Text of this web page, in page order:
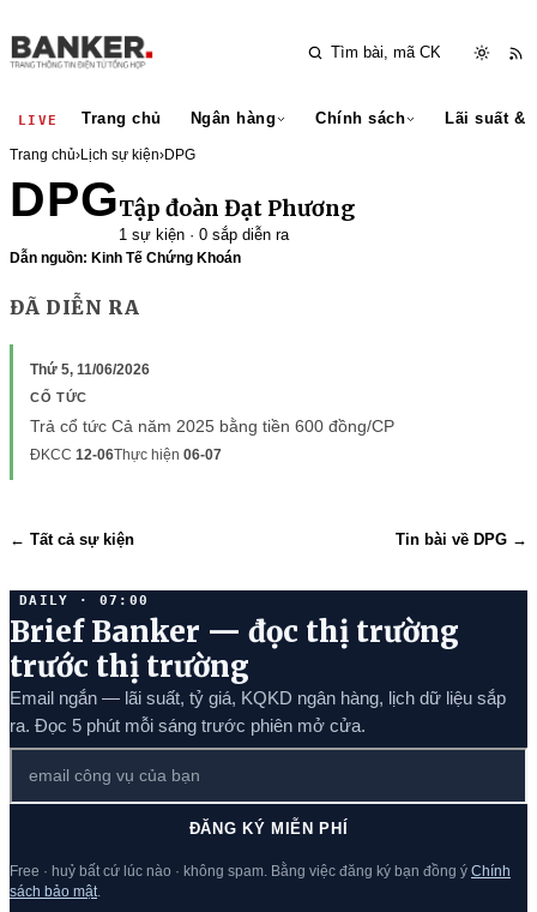
LIVE Trang chủ Ngân hàng Chính sách Lãi suất &
Trang chủ›Lịch sự kiện›DPG
DPGTập đoàn Đạt Phương
1 sự kiện · 0 sắp diễn ra
Dẫn nguồn: Kinh Tế Chứng Khoán
ĐÃ DIỄN RA
Thứ 5, 11/06/2026
CỔ TỨC
Trả cổ tức Cả năm 2025 bằng tiền 600 đồng/CP
ĐKCC 12-06Thực hiện 06-07
← Tất cả sự kiện Tin bài về DPG →
DAILY · 07:00
Brief Banker — đọc thị trường
trước thị trường
Email ngắn — lãi suất, tỷ giá, KQKD ngân hàng, lịch dữ liệu sắp
ra. Đọc 5 phút mỗi sáng trước phiên mở cửa.
ĐĂNG KÝ MIỄN PHÍ
Free · huỷ bất cứ lúc nào · không spam. Bằng việc đăng ký bạn đồng ý Chính
sách bảo mật